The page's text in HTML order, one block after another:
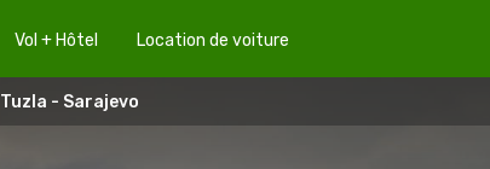
Vol + Hôtel Location de voiture
Tuzla - Sarajevo